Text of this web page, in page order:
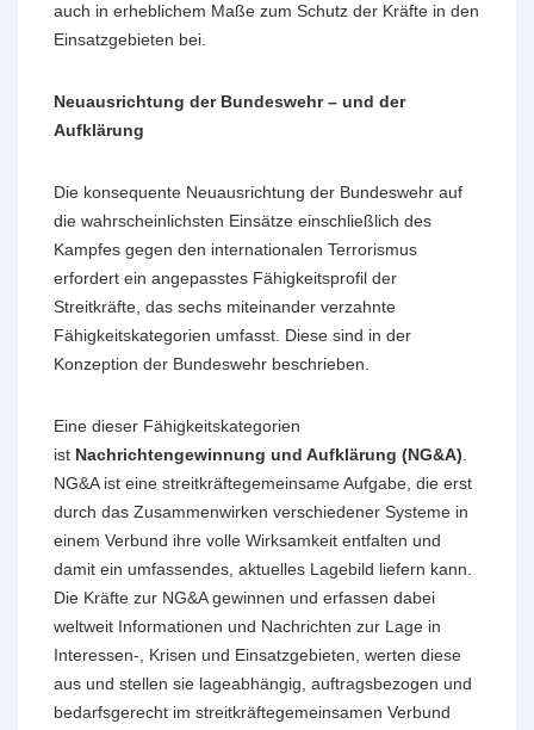
auch in erheblichem Maße zum Schutz der Kräfte in den
Einsatzgebieten bei.
Neuausrichtung der Bundeswehr – und der
Aufklärung
Die konsequente Neuausrichtung der Bundeswehr auf
die wahrscheinlichsten Einsätze einschließlich des
Kampfes gegen den internationalen Terrorismus
erfordert ein angepasstes Fähigkeitsprofil der
Streitkräfte, das sechs miteinander verzahnte
Fähigkeitskategorien umfasst. Diese sind in der
Konzeption der Bundeswehr beschrieben.
Eine dieser Fähigkeitskategorien
ist Nachrichtengewinnung und Aufklärung (NG&A)
NG&A ist eine streitkräftegemeinsame Aufgabe, die erst
durch das Zusammenwirken verschiedener Systeme in
einem Verbund ihre volle Wirksamkeit entfalten und
damit ein umfassendes, aktuelles Lagebild liefern kann.
Die Kräfte zur NG&A gewinnen und erfassen dabei
weltweit Informationen und Nachrichten zur Lage in
Interessen-, Krisen und Einsatzgebieten, werten diese
aus und stellen sie lageabhängig, auftragsbezogen und
bedarfsgerecht im streitkräftegemeinsamen Verbund